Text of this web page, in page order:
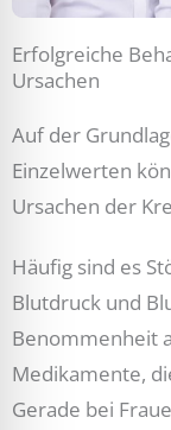
Erfolgreiche
Ursachen
Auf der
Einzelwerten
Ursachen der
Häufig sind es
Blutdruck und
Benommenheit
Medikamente,
Gerade bei